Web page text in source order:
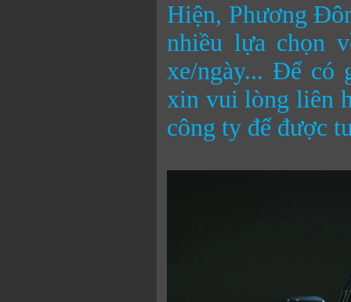
Hiện, Phương
nhiều lựa chọn
xe/ngày... Để có
xin vui lòng liên
công ty để được